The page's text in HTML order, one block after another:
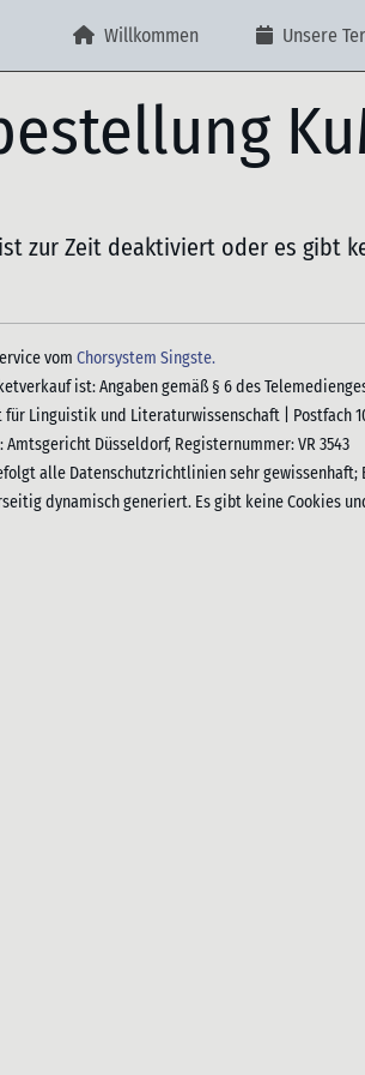
Willkommen Unsere
zur Zeit deaktiviert oder es gibt
vom Chorsystem Singste.
ist: Angaben gemäß § 6 des
Linguistik und Literaturwissenschaft | Postfach
Düsseldorf, Registernummer: VR 3543
alle Datenschutzrichtlinien sehr
dynamisch generiert. Es gibt keine Cookies